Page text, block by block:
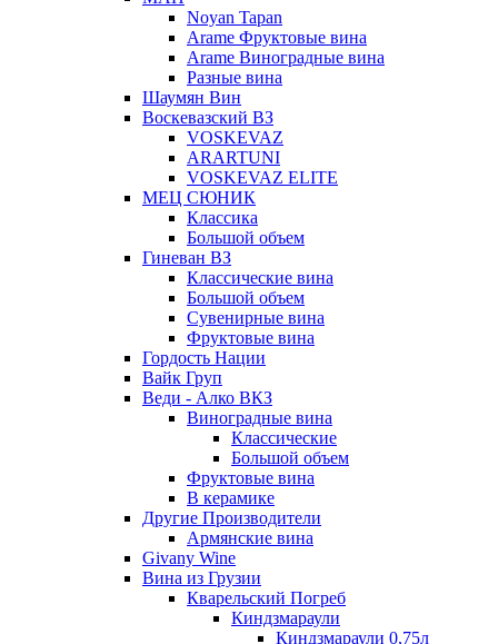
Noyan Tapan
Arame Фруктовые вина
Arame Виноградные вина
Разные вина
Шаумян Вин
Воскевазский ВЗ
VOSKEVAZ
ARARTUNI
VOSKEVAZ ELITE
МЕЦ СЮНИК
Классика
Большой объем
Гиневан ВЗ
Классические вина
Большой объем
Сувенирные вина
Фруктовые вина
Гордость Нации
Вайк Груп
Веди - Алко ВКЗ
Виноградные вина
Классические
Большой объем
Фруктовые вина
В керамике
Другие Производители
Армянские вина
Givany Wine
Вина из Грузии
Кварельский Погреб
Киндзмараули
Киндзмараули 0,75л